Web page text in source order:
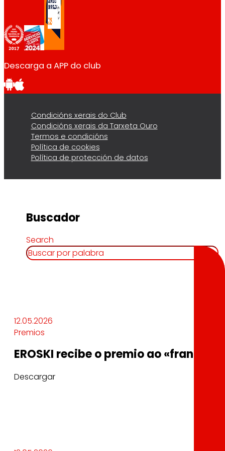
Descarga a APP do club
Condicións xerais do Club
Condicións xerais da Tarxeta Ouro
Termos e condicións
Política de cookies
Política de protección de datos
Buscador
Search
12.05.2026
Premios
EROSKI recibe o premio ao
Descargar